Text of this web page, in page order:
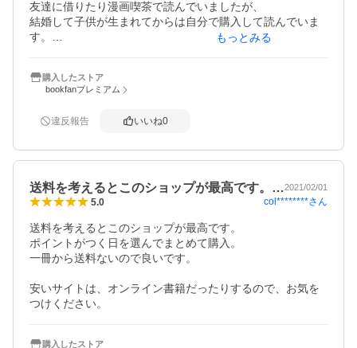
友達に借りたり漫画喫茶で読んでいましたが、
結婚して子供が生まれてからは自分で購入して読んでいま
す。
漫画は勿論、アニメ、映画もおススメですよ！！
もっとみる
購入したストア
bookfanプレミアム
違反報告 いいね0
送料を考えるとこのショップが最高です。…2021/02/01
5.0 col********さん
送料を考えるとこのショップが最高です。
ポイントがつく日を選んでまとめて購入。
一冊から送料ないので良いです。
安いサイトは、オンライン書籍だったりするので、お気を
つけください。
購入したストア